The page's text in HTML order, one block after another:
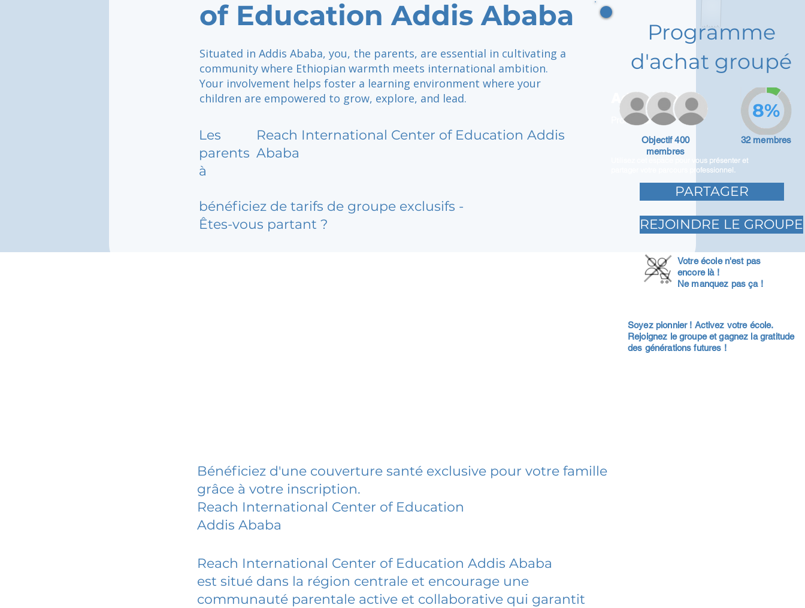
of Education Addis Ababa
Situated in Addis Ababa, you, the parents, are essential in cultivating a
community where Ethiopian warmth meets international ambition.
Your involvement helps foster a learning environment where your
children are empowered to grow, explore, and lead.
Les
parents
à
Reach International Center of Education Addis
Ababa
bénéficiez de tarifs de groupe exclusifs -
Êtes-vous partant ?
Adam Caar
Promoteur
Utilisez cet espace pour vous présenter et
partager votre parcours professionnel.
Programme
d'achat groupé
Objectif 400
membres
32 membres
8%
PARTAGER
REJOINDRE LE GROUPE
Votre école n'est pas
encore là !
Ne manquez pas ça !
Soyez pionnier ! Activez votre école.
Rejoignez le groupe et gagnez la gratitude
des générations futures !
Bénéficiez d'une couverture santé exclusive pour votre famille
grâce à votre inscription.
Reach International Center of Education
Addis Ababa
Reach International Center of Education Addis Ababa
est situé dans la région centrale et encourage une
communauté parentale active et collaborative qui garantit